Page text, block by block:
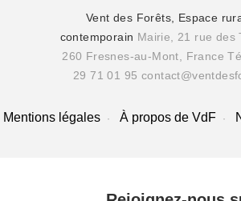
Vent des Forêts, Espace
contemporain Mairie, 21 rue des
260 Fresnes-au-Mont, France
29 71 01 95
Mentions légales À propos de VdF